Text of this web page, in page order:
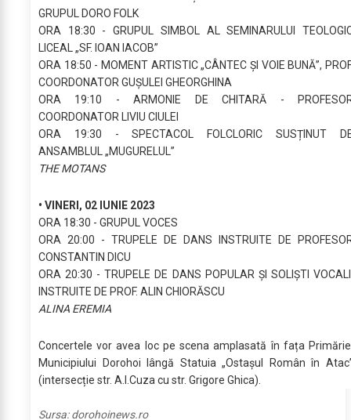
GRUPUL DORO FOLK
ORA 18:30 - GRUPUL SIMBOL AL SEMINARULUI
LICEAL „SF. IOAN IACOB”
ORA 18:50 - MOMENT ARTISTIC „CÂNTEC ȘI VOIE BUNĂ”,
COORDONATOR GUȘULEI GHEORGHINA
ORA 19:10 - ARMONIE DE CHITARĂ -
COORDONATOR LIVIU CIULEI
ORA 19:30 - SPECTACOL FOLCLORIC SUSȚINUT
ANSAMBLUL „MUGURELUL”
THE MOTANS
• VINERI, 02 IUNIE 2023
ORA 18:30 - GRUPUL VOCES
ORA 20:00 - TRUPELE DE DANS INSTRUITE DE
CONSTANTIN DICU
ORA 20:30 - TRUPELE DE DANS POPULAR ȘI SOLIȘTI
INSTRUITE DE PROF. ALIN CHIORĂSCU
ALINA EREMIA
Concertele vor avea loc pe scena amplasată în fața
Municipiului Dorohoi lângă Statuia „Ostașul Român în
(intersecție str. A.I.Cuza cu str. Grigore Ghica).
Sursa:dorohoinews.ro